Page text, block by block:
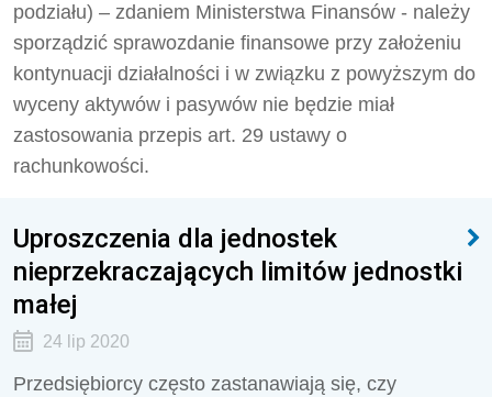
podziału) – zdaniem Ministerstwa Finansów - należy
sporządzić sprawozdanie finansowe przy założeniu
kontynuacji działalności i w związku z powyższym do
wyceny aktywów i pasywów nie będzie miał
zastosowania przepis art. 29 ustawy o
rachunkowości.
Uproszczenia dla jednostek
nieprzekraczających limitów jednostki
małej
24 lip 2020
Przedsiębiorcy często zastanawiają się, czy